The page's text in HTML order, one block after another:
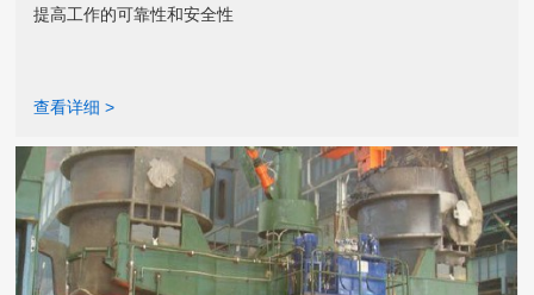
提高工作的可靠性和安全性
查看详细 >